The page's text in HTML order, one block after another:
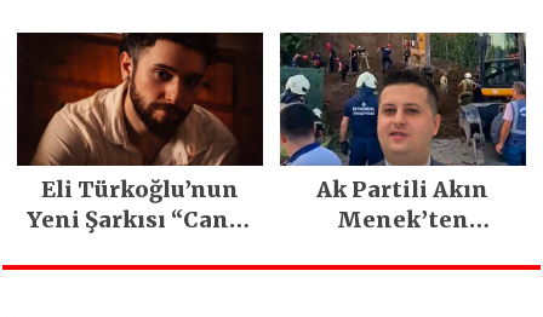
Emeğiyle Son
Yılların En Büyük
Festivali
Gerçekleşti
Eli Türkoğlu’nun
Yeni Şarkısı “Canın
İlgi Gördü!..
Ak Partili Akın
Menek’ten
heyelan sonrası